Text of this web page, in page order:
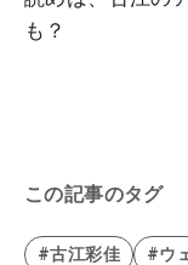
も？
この記事のタグ
#古江彩佳 #ウ